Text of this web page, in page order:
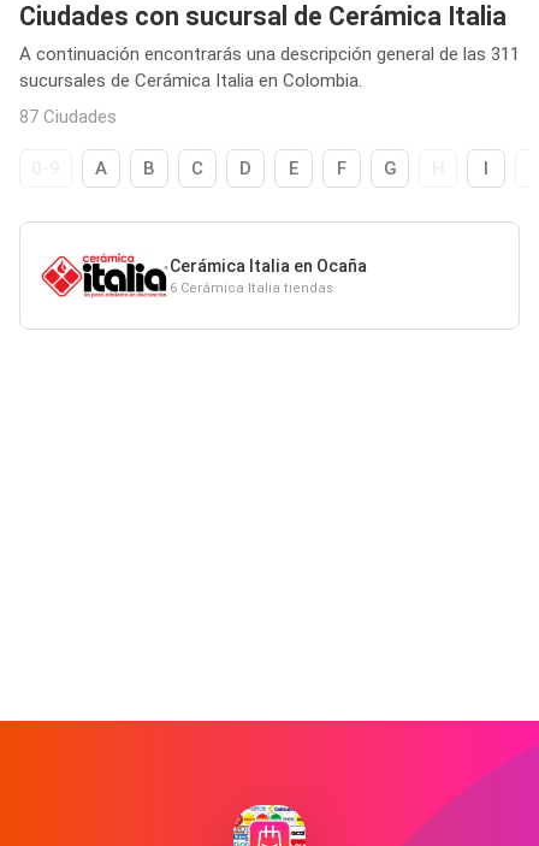
Ciudades con sucursal de Cerámica Italia
A continuación encontrarás una descripción general de las 311
sucursales de Cerámica Italia en Colombia.
87 Ciudades
A B C D E F G I
Cerámica Italia en Ocaña
6 Cerámica Italia tiendas